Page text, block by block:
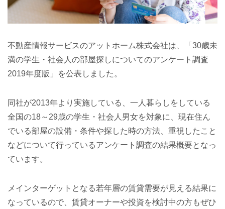
不動産情報サービスのアットホーム株式会社は、「30歳未
満の学生・社会人の部屋探しについてのアンケート調査
2019年度版」を公表しました。
同社が2013年より実施している、一人暮らしをしている
全国の18～29歳の学生・社会人男女を対象に、現在住ん
でいる部屋の設備・条件や探した時の方法、重視したこと
などについて行っているアンケート調査の結果概要となっ
ています。
メインターゲットとなる若年層の賃貸需要が見える結果に
なっているので、賃貸オーナーや投資を検討中の方もぜひ